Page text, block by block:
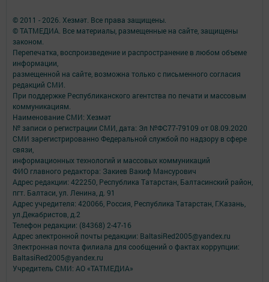
© 2011 - 2026. Хезмәт. Все права защищены.
© ТАТМЕДИА. Все материалы, размещенные на сайте, защищены
законом.
Перепечатка, воспроизведение и распространение в любом объеме
информации,
размещенной на сайте, возможна только с письменного согласия
редакций СМИ.
При поддержке Республиканского агентства по печати и массовым
коммуникациям.
Наименование СМИ: Хезмәт
№ записи о регистрации СМИ, дата: Эл №ФС77-79109 от 08.09.2020
СМИ зарегистрированно Федеральной службой по надзору в сфере
связи,
информационных технологий и массовых коммуникаций
ФИО главного редактора: Закиев Вакиф Мансурович
Адрес редакции: 422250, Республика Татарстан, Балтасинский район,
пгт. Балтаси, ул. Ленина, д. 91
Адрес учредителя: 420066, Россия, Республика Татарстан, Г.Казань,
ул.Декабристов, д.2
Телефон редакции: (84368) 2-47-16
Адрес электронной почты редакции: BaltasiRed2005@yandex.ru
Электронная почта филиала для сообщений о фактах коррупции:
BaltasiRed2005@yandex.ru
Учредитель СМИ: АО «ТАТМЕДИА»